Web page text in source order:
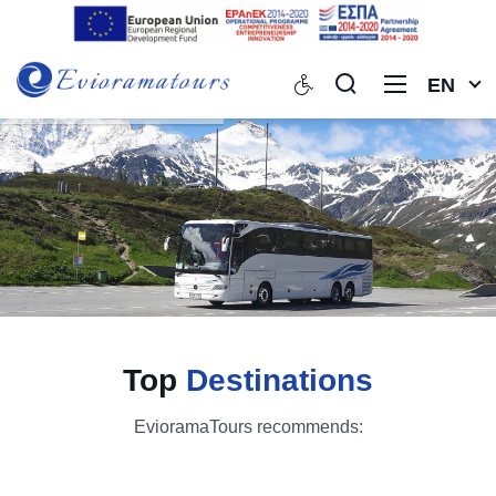
EN
Top Destinations
EvioramaTours recommends: